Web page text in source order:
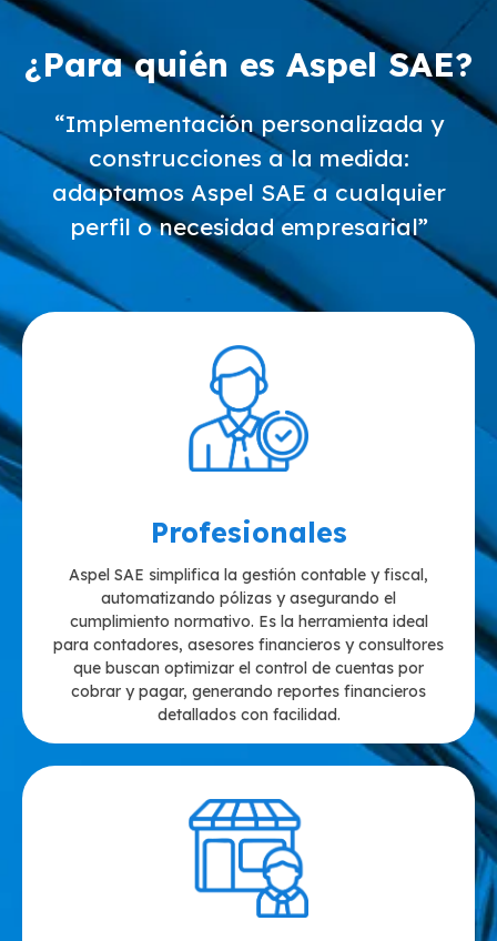
¿Para quién es Aspel SAE?
“Implementación personalizada y
construcciones a la medida:
adaptamos Aspel SAE a cualquier
perfil o necesidad empresarial”
Profesionales
Aspel SAE simplifica la gestión contable y fiscal,
automatizando pólizas y asegurando el
cumplimiento normativo. Es la herramienta ideal
para contadores, asesores financieros y consultores
que buscan optimizar el control de cuentas por
cobrar y pagar, generando reportes financieros
detallados con facilidad.